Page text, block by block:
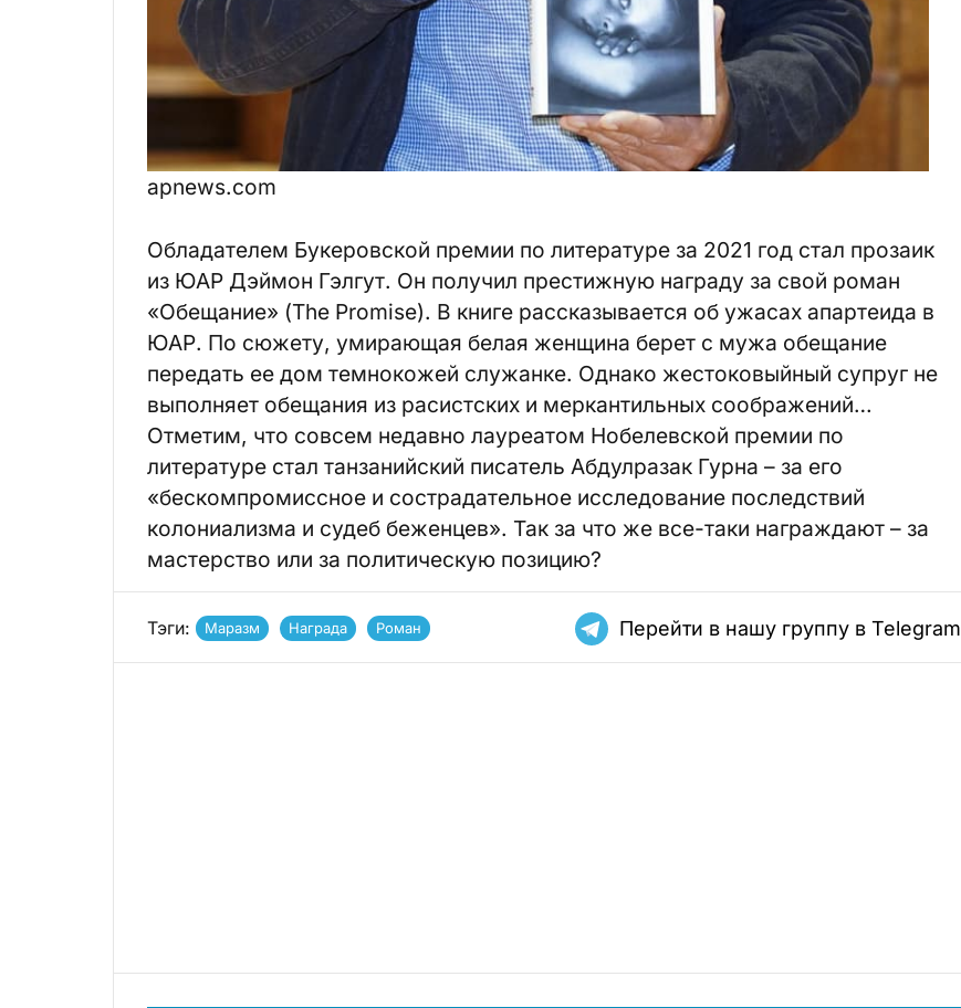
apnews.com
Обладателем Букеровской премии по литературе за 2021 год стал прозаик
из ЮАР Дэймон Гэлгут. Он получил престижную награду за свой роман
«Обещание» (The Promise). В книге рассказывается об ужасах апартеида в
ЮАР. По сюжету, умирающая белая женщина берет с мужа обещание
передать ее дом темнокожей служанке. Однако жестоковыйный супруг не
выполняет обещания из расистских и меркантильных соображений…
Отметим, что совсем недавно лауреатом Нобелевской премии по
литературе стал танзанийский писатель Абдулразак Гурна – за его
«бескомпромиссное и сострадательное исследование последствий
колониализма и судеб беженцев». Так за что же все-таки награждают – за
мастерство или за политическую позицию?
Тэги: Маразм Награда Роман Перейти в нашу группу в Telegram